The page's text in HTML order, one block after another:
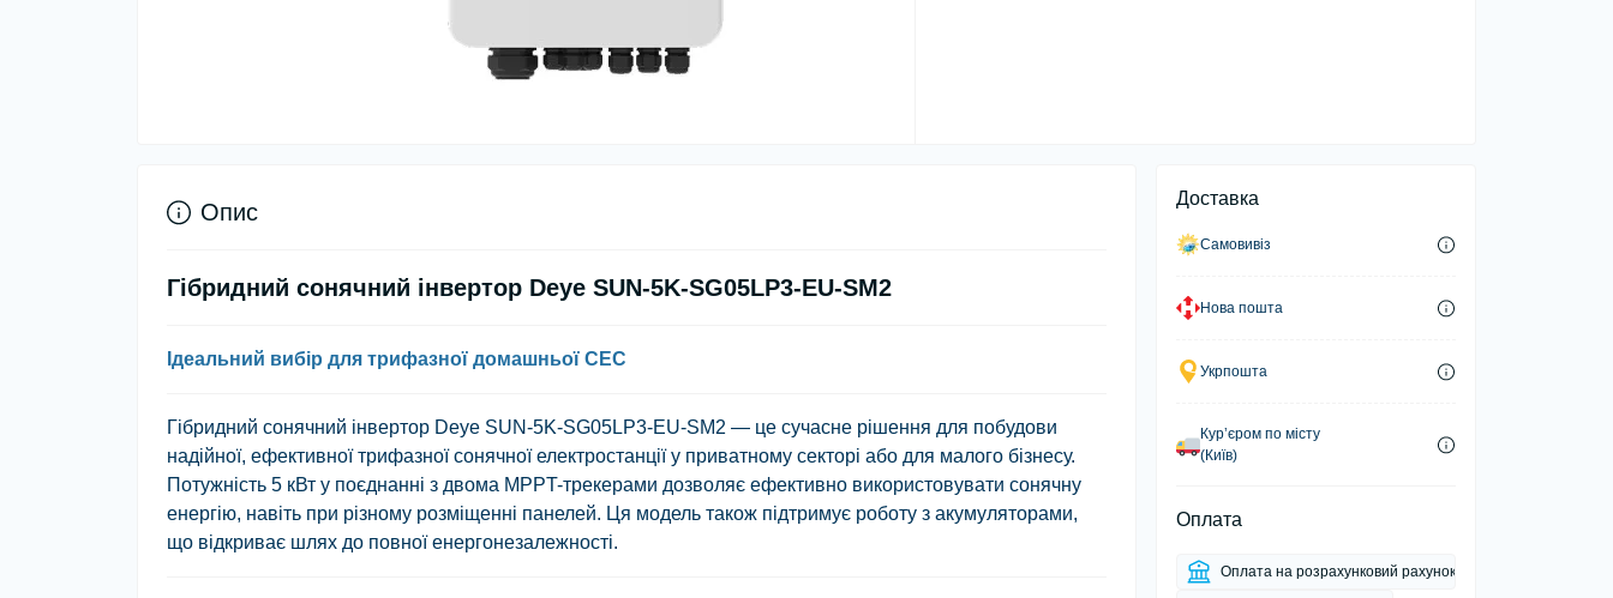
Доставка
Самовивіз
Нова пошта
Укрпошта
Курʼєром по місту
(Київ)
Оплата
Оплата на розрахунковий рахунок
Опис
Гібридний сонячний інвертор Deye SUN-5K-SG05LP3-EU-SM2
Ідеальний вибір для трифазної домашньої СЕС
Гібридний сонячний інвертор Deye SUN-5K-SG05LP3-EU-SM2 — це сучасне рішення для побудови
надійної, ефективної трифазної сонячної електростанції у приватному секторі або для малого бізнесу.
Потужність 5 кВт у поєднанні з двома MPPT-трекерами дозволяє ефективно використовувати сонячну
енергію, навіть при різному розміщенні панелей. Ця модель також підтримує роботу з акумуляторами,
що відкриває шлях до повної енергонезалежності.